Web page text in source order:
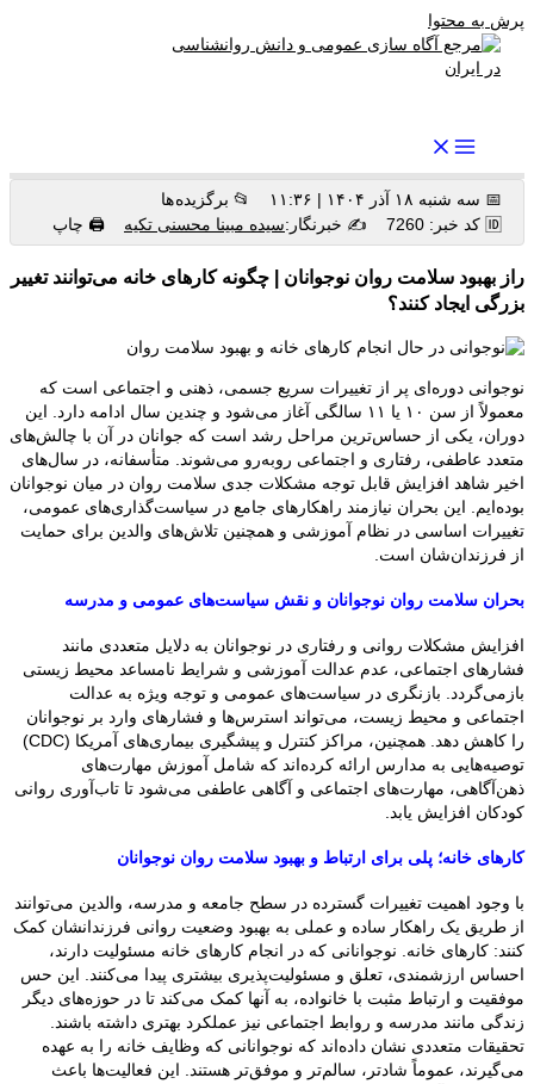
پرش به محتوا
📅 سه شنبه ۱۸ آذر ۱۴۰۴ | ۱۱:۳۶
📂 برگزیده ها
🆔 کد خبر: 7260
✍️ خبرنگار:سیده مبینا محسنی تکیه 🖨 چاپ
راز بهبود سلامت روان نوجوانان | چگونه کارهای خانه می‌توانند تغییر
بزرگی ایجاد کنند؟
نوجوانی دوره‌ای پر از تغییرات سریع جسمی، ذهنی و اجتماعی است که
معمولاً از سن ۱۰ یا ۱۱ سالگی آغاز می‌شود و چندین سال ادامه دارد. این
دوران، یکی از حساس‌ترین مراحل رشد است که جوانان در آن با چالش‌های
متعدد عاطفی، رفتاری و اجتماعی روبه‌رو می‌شوند. متأسفانه، در سال‌های
اخیر شاهد افزایش قابل توجه مشکلات جدی سلامت روان در میان نوجوانان
بوده‌ایم. این بحران نیازمند راهکارهای جامع در سیاست‌گذاری‌های عمومی،
تغییرات اساسی در نظام آموزشی و همچنین تلاش‌های والدین برای حمایت
از فرزندان‌شان است.
بحران سلامت روان نوجوانان و نقش سیاست‌های عمومی و مدرسه
افزایش مشکلات روانی و رفتاری در نوجوانان به دلایل متعددی مانند
فشارهای اجتماعی، عدم عدالت آموزشی و شرایط نامساعد محیط زیستی
بازمی‌گردد. بازنگری در سیاست‌های عمومی و توجه ویژه به عدالت
اجتماعی و محیط زیست، می‌تواند استرس‌ها و فشارهای وارد بر نوجوانان
را کاهش دهد. همچنین، مراکز کنترل و پیشگیری بیماری‌های آمریکا (CDC)
توصیه‌هایی به مدارس ارائه کرده‌اند که شامل آموزش مهارت‌های
ذهن‌آگاهی، مهارت‌های اجتماعی و آگاهی عاطفی می‌شود تا تاب‌آوری روانی
کودکان افزایش یابد.
کارهای خانه؛ پلی برای ارتباط و بهبود سلامت روان نوجوانان
با وجود اهمیت تغییرات گسترده در سطح جامعه و مدرسه، والدین می‌توانند
از طریق یک راهکار ساده و عملی به بهبود وضعیت روانی فرزندانشان کمک
کنند: کارهای خانه. نوجوانانی که در انجام کارهای خانه مسئولیت دارند،
احساس ارزشمندی، تعلق و مسئولیت‌پذیری بیشتری پیدا می‌کنند. این حس
موفقیت و ارتباط مثبت با خانواده، به آنها کمک می‌کند تا در حوزه‌های دیگر
زندگی مانند مدرسه و روابط اجتماعی نیز عملکرد بهتری داشته باشند.
تحقیقات متعددی نشان داده‌اند که نوجوانانی که وظایف خانه را به عهده
می‌گیرند، عموماً شادتر، سالم‌تر و موفق‌تر هستند. این فعالیت‌ها باعث